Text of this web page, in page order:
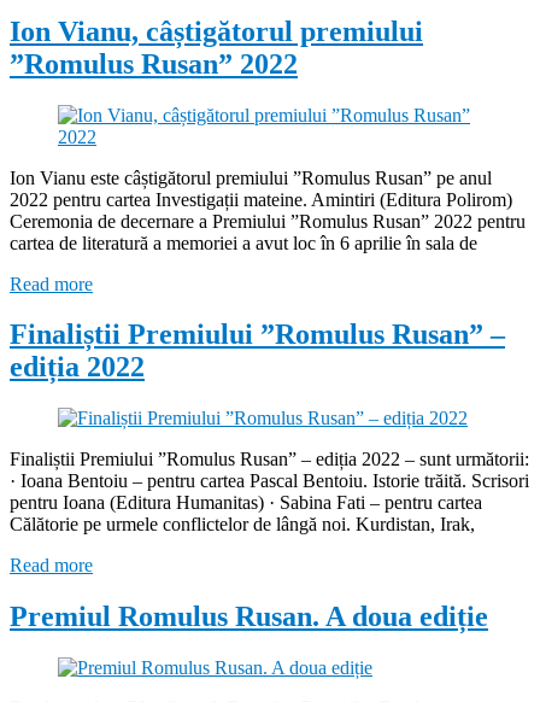
Ion Vianu, câștigătorul premiului
”Romulus Rusan” 2022
Ion Vianu este câștigătorul premiului ”Romulus Rusan” pe anul
2022 pentru cartea Investigații mateine. Amintiri (Editura Polirom)
Ceremonia de decernare a Premiului ”Romulus Rusan” 2022 pentru
cartea de literatură a memoriei a avut loc în 6 aprilie în sala de
Read more
Finaliștii Premiului ”Romulus Rusan” –
ediția 2022
Finaliștii Premiului ”Romulus Rusan” – ediția 2022 – sunt următorii:
· Ioana Bentoiu – pentru cartea Pascal Bentoiu. Istorie trăită. Scrisori
pentru Ioana (Editura Humanitas) · Sabina Fati – pentru cartea
Călătorie pe urmele conflictelor de lângă noi. Kurdistan, Irak,
Read more
Premiul Romulus Rusan. A doua ediție